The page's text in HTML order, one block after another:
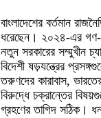
বাংলাদেশের বর্তমান
ধরেছেন। ২০২৪-এর গণ-
নতুন সরকারের সম্মুখীন
বিদেশী ষড়যন্ত্রের
তরুণদের কারাবাস,
বিরুদ্ধে চক্রান্তের
গ্রহণের তাগিদ সঠিক।